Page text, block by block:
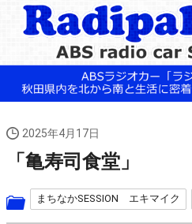
2025年4月17日
「亀寿司食堂」
まちなかSESSION エキマイク